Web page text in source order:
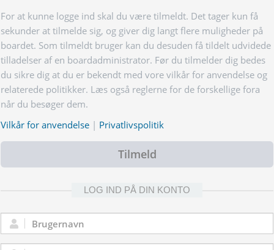
For at kunne logge ind skal du være tilmeldt. Det tager kun få
sekunder at tilmelde sig, og giver dig langt flere muligheder på
boardet. Som tilmeldt bruger kan du desuden få tildelt udvidede
tilladelser af en boardadministrator. Før du tilmelder dig bedes
du sikre dig at du er bekendt med vore vilkår for anvendelse og
relaterede politikker. Læs også reglerne for de forskellige fora
når du besøger dem.
Vilkår for anvendelse | Privatlivspolitik
Tilmeld
LOG IND PÅ DIN KONTO
Brugernavn: